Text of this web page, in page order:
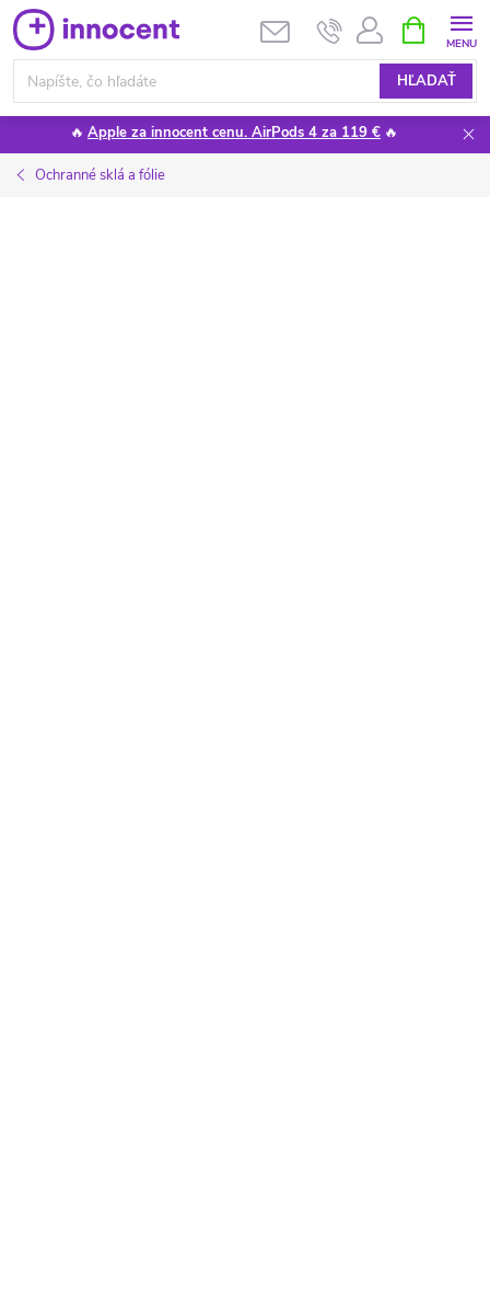
Prejsť
na
obsah
HĽADAŤ
KOŠÍK
🔥 Apple za innocent cenu. AirPods 4 za 119 € 🔥
Ochranné sklá a fólie